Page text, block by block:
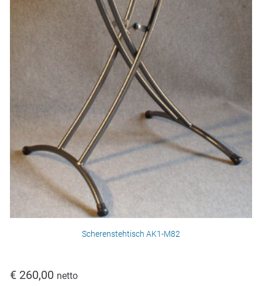
Scherenstehtisch AK1-M82
€ 260,00 netto